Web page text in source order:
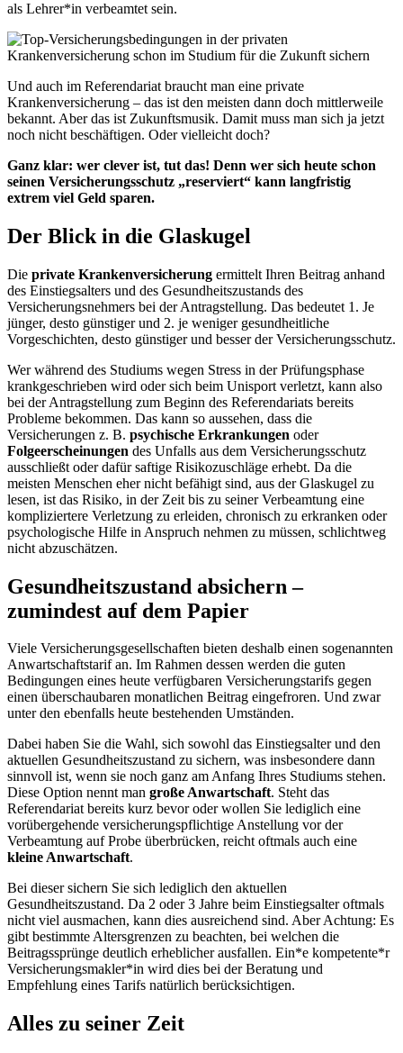
als Lehrer*in verbeamtet sein.
Und auch im Referendariat braucht man eine private
Krankenversicherung – das ist den meisten dann doch mittlerweile
bekannt. Aber das ist Zukunftsmusik. Damit muss man sich ja jetzt
noch nicht beschäftigen. Oder vielleicht doch?
Ganz klar: wer clever ist, tut das! Denn wer sich heute schon
seinen Versicherungsschutz „reserviert“ kann langfristig
extrem viel Geld sparen.
Der Blick in die Glaskugel
Die private Krankenversicherung ermittelt Ihren Beitrag anhand
des Einstiegsalters und des Gesundheitszustands des
Versicherungsnehmers bei der Antragstellung. Das bedeutet 1. Je
jünger, desto günstiger und 2. je weniger gesundheitliche
Vorgeschichten, desto günstiger und besser der Versicherungsschutz.
Wer während des Studiums wegen Stress in der Prüfungsphase
krankgeschrieben wird oder sich beim Unisport verletzt, kann also
bei der Antragstellung zum Beginn des Referendariats bereits
Probleme bekommen. Das kann so aussehen, dass die
Versicherungen z. B. psychische Erkrankungen oder
Folgeerscheinungen des Unfalls aus dem Versicherungsschutz
ausschließt oder dafür saftige Risikozuschläge erhebt. Da die
meisten Menschen eher nicht befähigt sind, aus der Glaskugel zu
lesen, ist das Risiko, in der Zeit bis zu seiner Verbeamtung eine
kompliziertere Verletzung zu erleiden, chronisch zu erkranken oder
psychologische Hilfe in Anspruch nehmen zu müssen, schlichtweg
nicht abzuschätzen.
Gesundheitszustand absichern –
zumindest auf dem Papier
Viele Versicherungsgesellschaften bieten deshalb einen sogenannten
Anwartschaftstarif an. Im Rahmen dessen werden die guten
Bedingungen eines heute verfügbaren Versicherungstarifs gegen
einen überschaubaren monatlichen Beitrag eingefroren. Und zwar
unter den ebenfalls heute bestehenden Umständen.
Dabei haben Sie die Wahl, sich sowohl das Einstiegsalter und den
aktuellen Gesundheitszustand zu sichern, was insbesondere dann
sinnvoll ist, wenn sie noch ganz am Anfang Ihres Studiums stehen.
Diese Option nennt man große Anwartschaft. Steht das
Referendariat bereits kurz bevor oder wollen Sie lediglich eine
vorübergehende versicherungspflichtige Anstellung vor der
Verbeamtung auf Probe überbrücken, reicht oftmals auch eine
kleine Anwartschaft.
Bei dieser sichern Sie sich lediglich den aktuellen
Gesundheitszustand. Da 2 oder 3 Jahre beim Einstiegsalter oftmals
nicht viel ausmachen, kann dies ausreichend sind. Aber Achtung: Es
gibt bestimmte Altersgrenzen zu beachten, bei welchen die
Beitragssprünge deutlich erheblicher ausfallen. Ein*e kompetente*r
Versicherungsmakler*in wird dies bei der Beratung und
Empfehlung eines Tarifs natürlich berücksichtigen.
Alles zu seiner Zeit